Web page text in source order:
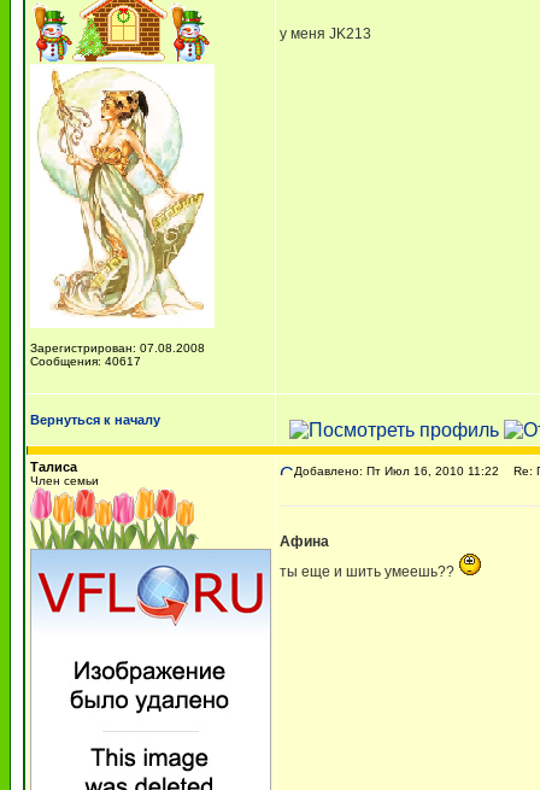
Зарегистрирован: 07.08.2008
Сообщения: 40617
у меня JK213
Вернуться к началу
Талиса
Член семьи
Добавлено: Пт Июл 16, 2010 11:22 Re:
Афина
ты еще и шить умеешь??